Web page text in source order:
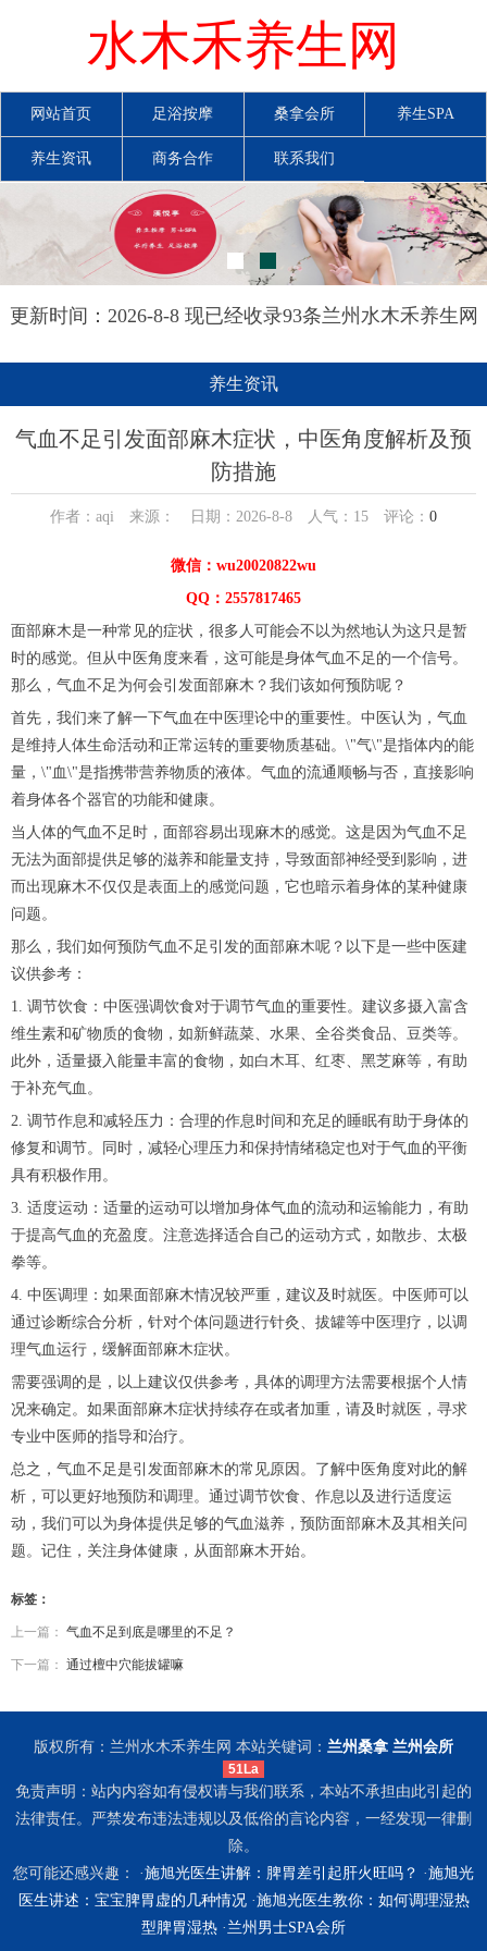
水木禾养生网
网站首页 足浴按摩 桑拿会所 养生SPA
养生资讯 商务合作 联系我们
更新时间：2026-8-8 现已经收录93条兰州水木禾养生网
养生资讯
气血不足引发面部麻木症状，中医角度解析及预
防措施
作者：aqi 来源： 日期：2026-8-8 人气： 15 评论： 0
微信：wu20020822wu
QQ：2557817465
面部麻木是一种常见的症状，很多人可能会不以为然地认为这只是暂
时的感觉。但从中医角度来看，这可能是身体气血不足的一个信号。
那么，气血不足为何会引发面部麻木？我们该如何预防呢？
首先，我们来了解一下气血在中医理论中的重要性。中医认为，气血
是维持人体生命活动和正常运转的重要物质基础。\"气\"是指体内的能
量，\"血\"是指携带营养物质的液体。气血的流通顺畅与否，直接影响
着身体各个器官的功能和健康。
当人体的气血不足时，面部容易出现麻木的感觉。这是因为气血不足
无法为面部提供足够的滋养和能量支持，导致面部神经受到影响，进
而出现麻木不仅仅是表面上的感觉问题，它也暗示着身体的某种健康
问题。
那么，我们如何预防气血不足引发的面部麻木呢？以下是一些中医建
议供参考：
1. 调节饮食：中医强调饮食对于调节气血的重要性。建议多摄入富含
维生素和矿物质的食物，如新鲜蔬菜、水果、全谷类食品、豆类等。
此外，适量摄入能量丰富的食物，如白木耳、红枣、黑芝麻等，有助
于补充气血。
2. 调节作息和减轻压力：合理的作息时间和充足的睡眠有助于身体的
修复和调节。同时，减轻心理压力和保持情绪稳定也对于气血的平衡
具有积极作用。
3. 适度运动：适量的运动可以增加身体气血的流动和运输能力，有助
于提高气血的充盈度。注意选择适合自己的运动方式，如散步、太极
拳等。
4. 中医调理：如果面部麻木情况较严重，建议及时就医。中医师可以
通过诊断综合分析，针对个体问题进行针灸、拔罐等中医理疗，以调
理气血运行，缓解面部麻木症状。
需要强调的是，以上建议仅供参考，具体的调理方法需要根据个人情
况来确定。如果面部麻木症状持续存在或者加重，请及时就医，寻求
专业中医师的指导和治疗。
总之，气血不足是引发面部麻木的常见原因。了解中医角度对此的解
析，可以更好地预防和调理。通过调节饮食、作息以及进行适度运
动，我们可以为身体提供足够的气血滋养，预防面部麻木及其相关问
题。记住，关注身体健康，从面部麻木开始。
标签：
上一篇： 气血不足到底是哪里的不足？
下一篇： 通过檀中穴能拔罐嘛
版权所有：兰州水木禾养生网 本站关键词： 兰州桑拿 兰州会所
51La
免责声明：站内内容如有侵权请与我们联系，本站不承担由此引起的
法律责任。严禁发布违法违规以及低俗的言论内容，一经发现一律删
除。
您可能还感兴趣： ·施旭光医生讲解：脾胃差引起肝火旺吗？ ·施旭光
医生讲述：宝宝脾胃虚的几种情况·施旭光医生教你：如何调理湿热
型脾胃湿热 · 兰州男士SPA会所